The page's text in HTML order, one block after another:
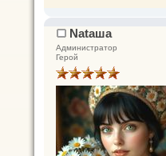
Nataшa
Администратор
Герой